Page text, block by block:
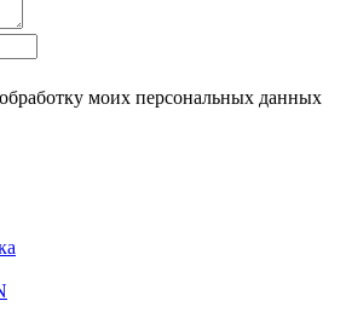
моих персональных данных